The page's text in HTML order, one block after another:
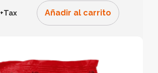
+Tax Añadir al carrito